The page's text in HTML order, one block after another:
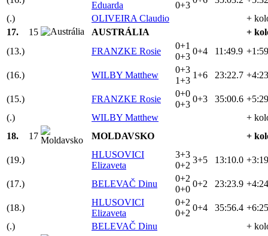
Eduarda
0+3
(.)
OLIVEIRA Claudio
+
17.
15 AUSTRÁLIA
+
(13.)
FRANZKE Rosie
0+1
0+3
0+4 11:49.9
(16.) WILBY Matthew
0+3
1+3
1+6 23:22.7
(15.) FRANZKE Rosie
0+0
0+3
0+3 35:00.6
(.)
WILBY Matthew
+
18.
17 MOLDAVSKO +
(19.)
HLUSOVICI
Elizaveta
3+3
0+2
3+5 13:10.0
(17.) BELEVAČ Dinu
0+2
0+0
0+2 23:23.9
(18.)
HLUSOVICI
Elizaveta
0+2
0+2
0+4 35:56.4
(.)
BELEVAČ Dinu
+